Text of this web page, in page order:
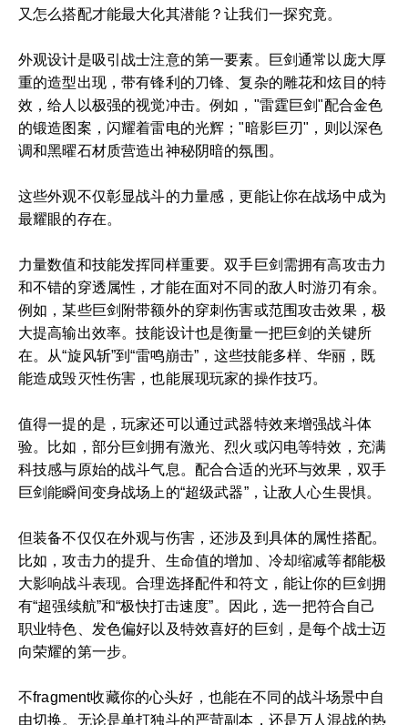
又怎么搭配才能最大化其潜能？让我们一探究竟。
外观设计是吸引战士注意的第一要素。巨剑通常以庞大厚
重的造型出现，带有锋利的刀锋、复杂的雕花和炫目的特
效，给人以极强的视觉冲击。例如，"雷霆巨剑"配合金色
的锻造图案，闪耀着雷电的光辉；"暗影巨刃"，则以深色
调和黑曜石材质营造出神秘阴暗的氛围。
这些外观不仅彰显战斗的力量感，更能让你在战场中成为
最耀眼的存在。
力量数值和技能发挥同样重要。双手巨剑需拥有高攻击力
和不错的穿透属性，才能在面对不同的敌人时游刃有余。
例如，某些巨剑附带额外的穿刺伤害或范围攻击效果，极
大提高输出效率。技能设计也是衡量一把巨剑的关键所
在。从“旋风斩”到“雷鸣崩击”，这些技能多样、华丽，既
能造成毁灭性伤害，也能展现玩家的操作技巧。
值得一提的是，玩家还可以通过武器特效来增强战斗体
验。比如，部分巨剑拥有激光、烈火或闪电等特效，充满
科技感与原始的战斗气息。配合合适的光环与效果，双手
巨剑能瞬间变身战场上的“超级武器”，让敌人心生畏惧。
但装备不仅仅在外观与伤害，还涉及到具体的属性搭配。
比如，攻击力的提升、生命值的增加、冷却缩减等都能极
大影响战斗表现。合理选择配件和符文，能让你的巨剑拥
有“超强续航”和“极快打击速度”。因此，选一把符合自己
职业特色、发色偏好以及特效喜好的巨剑，是每个战士迈
向荣耀的第一步。
不fragment收藏你的心头好，也能在不同的战斗场景中自
由切换。无论是单打独斗的严苛副本，还是万人混战的热